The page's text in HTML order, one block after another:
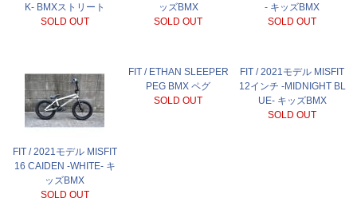
K- BMXストリート
SOLD OUT
ッズBMX
SOLD OUT
- キッズBMX
SOLD OUT
FIT / 2021モデル MISFIT
16 CAIDEN -WHITE- キ
ッズBMX
SOLD OUT
FIT / ETHAN SLEEPER
PEG BMX ペグ
SOLD OUT
FIT / 2021モデル MISFIT
12インチ -MIDNIGHT BL
UE- キッズBMX
SOLD OUT